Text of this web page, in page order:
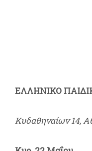
ΕΛΛΗΝΙΚΟ
Κυδαθηναίων 14,